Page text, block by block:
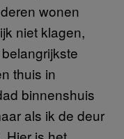
wonen
niet klagen,
thuis in
binnenshuis
als ik de deur